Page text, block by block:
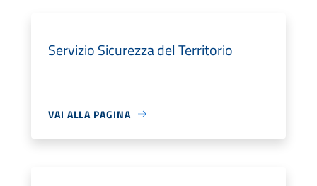
Servizio Sicurezza del Territorio
VAI ALLA PAGINA